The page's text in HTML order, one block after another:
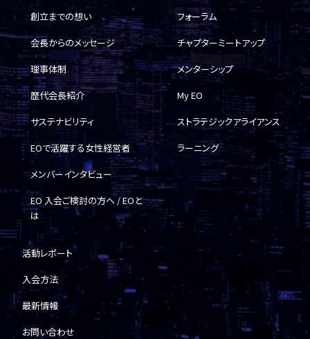
創立までの想い
会長からのメッセージ
理事体制
歴代会長紹介
サステナビリティ
EOで活躍する女性経営者
メンバーインタビュー
EO 入会ご検討の方へ / EOと
は
フォーラム
チャプターミートアップ
メンターシップ
My EO
ストラテジックアライアンス
ラーニング
活動レポート
入会方法
最新情報
お問い合わせ